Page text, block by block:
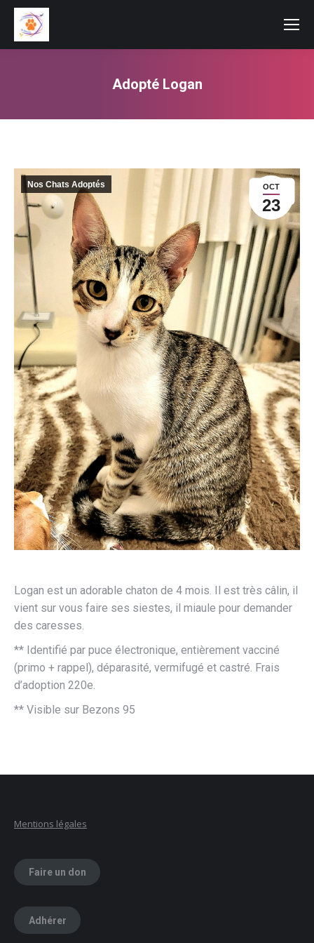
Adopté Logan
OCT
23
Nos Chats Adoptés
Logan est un adorable chaton de 4 mois. Il est très câlin, il
vient sur vous faire ses siestes, il miaule pour demander
des caresses.
** Identifié par puce électronique, entièrement vacciné
(primo + rappel), déparasité, vermifugé et castré. Frais
d’adoption 220e.
** Visible sur Bezons 95
Mentions légales
Faire un don
Adhérer